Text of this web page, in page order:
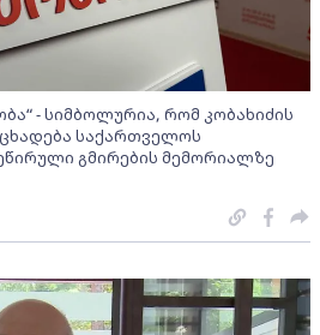
- სიმბოლურია, რომ კობახიძის
საქართველოს
გმირების მემორიალზე